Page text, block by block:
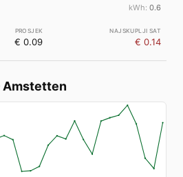
0.6
€ 0.09 € 0.14
Amstetten